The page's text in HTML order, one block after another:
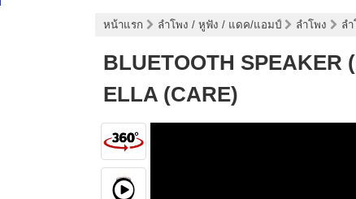
หน้าแรก ลำโพง / หูฟัง / แดค/แอมป์ ลำโพง ล
BLUETOOTH
ELLA (CARE)